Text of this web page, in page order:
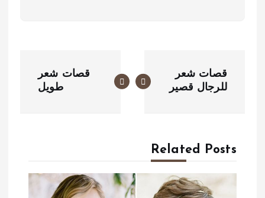
قصات شعر
للرجال قصير
قصات شعر
طويل
Related Posts